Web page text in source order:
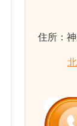
住所：